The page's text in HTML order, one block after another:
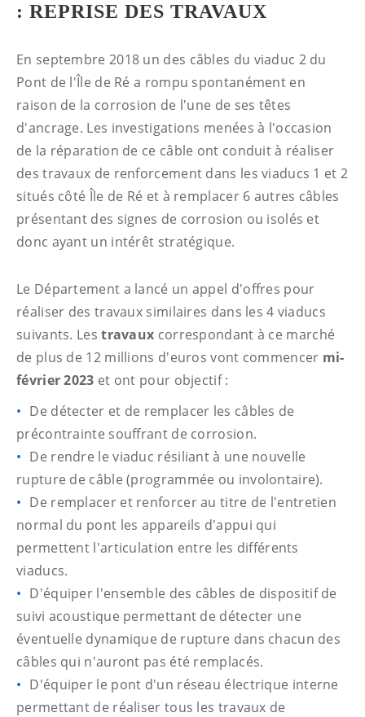
: REPRISE DES TRAVAUX
En septembre 2018 un des câbles du viaduc 2 du
Pont de l'Île de Ré a rompu spontanément en
raison de la corrosion de l'une de ses têtes
d'ancrage. Les investigations menées à l'occasion
de la réparation de ce câble ont conduit à réaliser
des travaux de renforcement dans les viaducs 1 et 2
situés côté Île de Ré et à remplacer 6 autres câbles
présentant des signes de corrosion ou isolés et
donc ayant un intérêt stratégique.
Le Département a lancé un appel d'offres pour
réaliser des travaux similaires dans les 4 viaducs
suivants. Lestravaux correspondant à ce marché
de plus de 12 millions d'euros vont commencer mi-
février 2023 et ont pour objectif :
De détecter et de remplacer les câbles de
précontrainte souffrant de corrosion.
De rendre le viaduc résiliant à une nouvelle
rupture de câble (programmée ou involontaire).
De remplacer et renforcer au titre de l'entretien
normal du pont les appareils d'appui qui
permettent l'articulation entre les différents
viaducs.
D'équiper l'ensemble des câbles de dispositif de
suivi acoustique permettant de détecter une
éventuelle dynamique de rupture dans chacun des
câbles qui n'auront pas été remplacés.
D'équiper le pont d'un réseau électrique interne
permettant de réaliser tous les travaux de